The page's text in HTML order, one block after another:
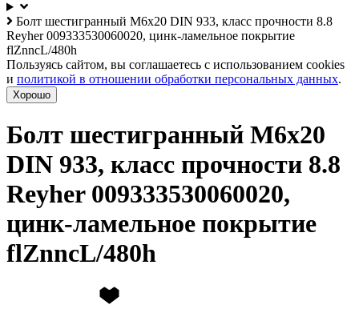
Болт шестигранный М6х20 DIN 933, класс прочности 8.8
Reyher 009333530060020, цинк-ламельное покрытие
flZnncL/480h
Пользуясь сайтом, вы соглашаетесь с использованием cookies
и политикой в отношении обработки персональных данных.
Хорошо
Болт шестигранный М6х20
DIN 933, класс прочности 8.8
Reyher 009333530060020,
цинк-ламельное покрытие
flZnncL/480h